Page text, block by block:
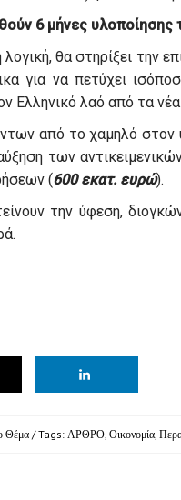
6 μήνες υλοποίησης
θα στηρίξει την
για να πετύχει
Ελληνικό λαό από τα
από το χαμηλό στον
των
(600 εκατ. ευρώ).
την ύφεση,
Θέμα / Tags: ΑΡΘΡΟ, Οικονομία,